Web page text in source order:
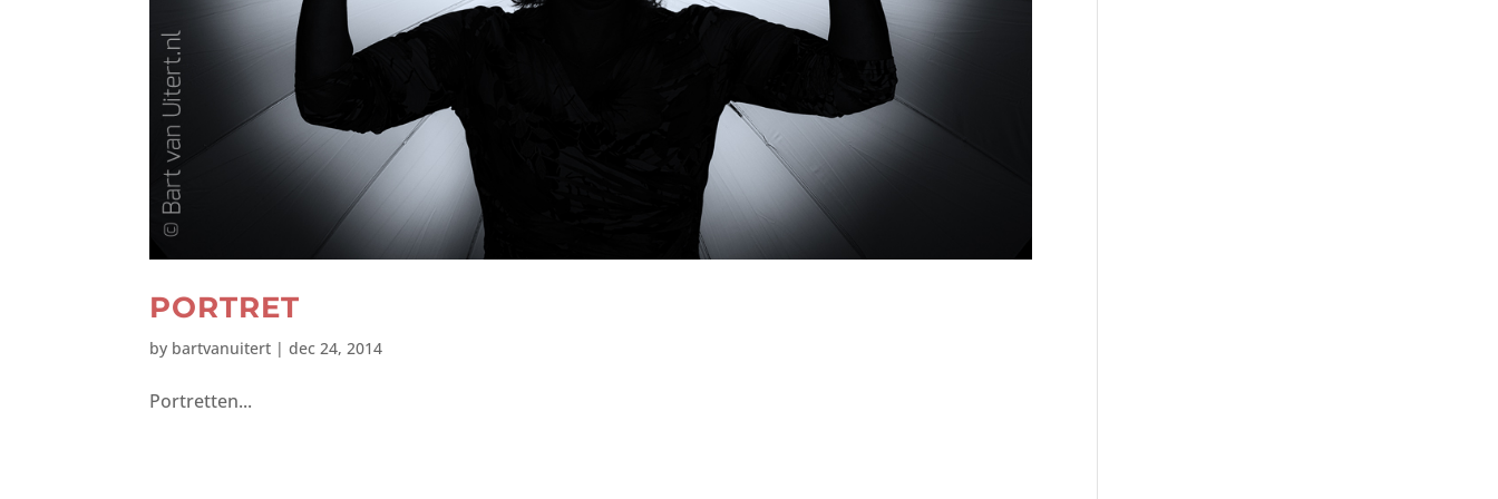
PORTRET
by bartvanuitert |dec 24, 2014
Portretten...